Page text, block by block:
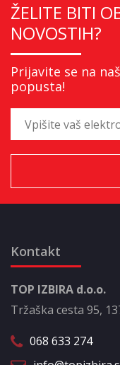
ŽELITE BITI
NOVOSTIH?
Prijavite se na
popusta!
Kontakt
TOP IZBIRA d.o.o.
Tržaška cesta 95,
068 633 274